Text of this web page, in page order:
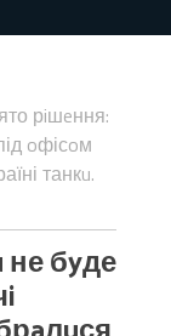
рiшeння:
oфісoм
танкu.
не бyде